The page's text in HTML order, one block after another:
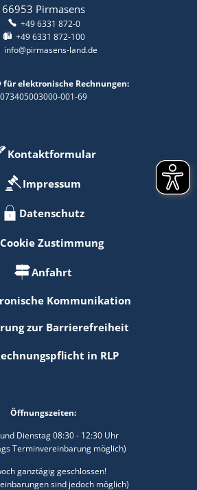
66953 Pirmasens
+49 6331 872-0
+49 6331 872-100
info@pirmasens-land.de
für elektronische Rechnungen:
073405003000-001-69
Kontaktformular
Impressum
Datenschutz
Cookie Zustimmung
Anfahrt
Kommunikation
zur Barrierefreiheit
in RLP
Öffnungszeiten:
Dienstag 08:30 - 12:30 Uhr
Terminvereinbarung möglich)
ganztägig geschlossen!
sind jedoch möglich)